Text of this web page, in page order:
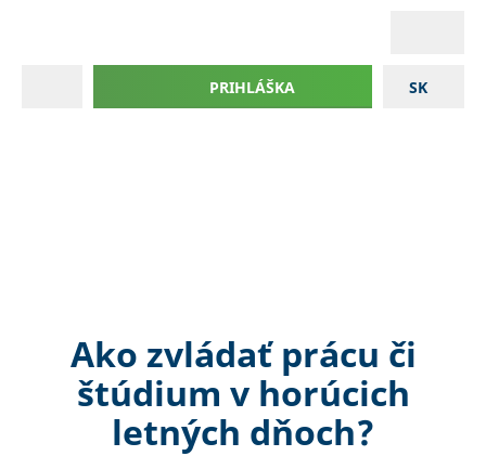
SK
PRIHLÁŠKA
Ako zvládať prácu či
štúdium v ​​horúcich
letných dňoch?